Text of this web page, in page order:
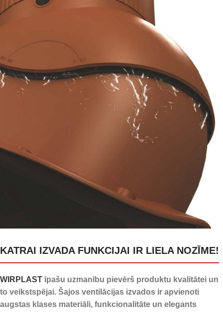
24 kanāli kondensāta
novadīšanai
KATRAI IZVADA FUNKCIJAI IR LIELA NOZĪME!
WIRPLAST īpašu uzmanību pievērš produktu kvalitātei un
to veikstspējai. Šajos ventilācijas izvados ir apvienoti
augstas klases materiāli, funkcionalitāte un elegants